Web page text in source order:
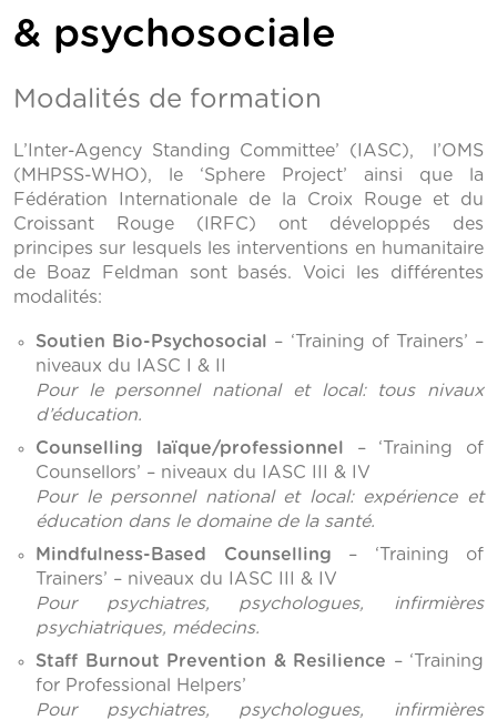
& psychosociale
Modalités de formation
L’Inter-Agency Standing Committee’ (IASC), l’OMS
(MHPSS-WHO), le ‘Sphere Project’ ainsi que la
Fédération Internationale de la Croix Rouge et du
Croissant Rouge (IRFC) ont développés des
principes sur lesquels les interventions en humanitaire
de Boaz Feldman sont basés. Voici les différentes
modalités:
Soutien Bio-Psychosocial
– ‘Training of Trainers’ –
niveaux du IASC I & II
Pour le personnel national et local: tous nivaux
d’éducation.
Counselling laïque/professionnel – ‘Training of
Counsellors’ – niveaux du IASC III & IV
Pour le personnel national et local: expérience et
éducation dans le domaine de la santé.
Mindfulness-Based Counselling – ‘Training of
Trainers’ – niveaux du IASC III & IV
Pour psychiatres, psychologues, infirmières
psychiatriques, médecins.
Staff Burnout Prevention & Resilience – ‘Training
for Professional Helpers’
Pour psychiatres, psychologues, infirmières